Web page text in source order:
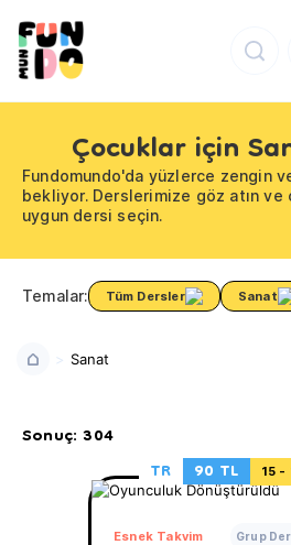
Çocuklar için
Fundomundo'da yüzlerce zengin
bekliyor. Derslerimize göz atın ve
uygun dersi seçin.
Temalar: Tüm Dersler Sanat
Sanat
Sonuç: 304
TR
90 TL 15 -
Esnek Takvim Grup